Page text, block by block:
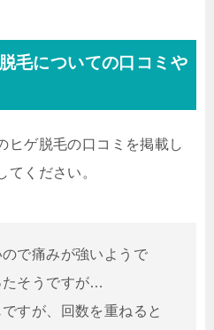
毛についての口コミや
ヒゲ脱毛の口コミを掲載し
てください。
で痛みが強いようで
たそうですが…
すが、回数を重ねると